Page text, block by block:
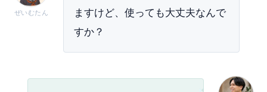
ぜいむたん
ますけど、使っても大丈夫なんで
すか？